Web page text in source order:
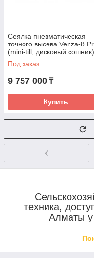
Сеялка пневматическая
точного высева Venza-8
(mini-till, дисковый сошник)
Под заказ
9 757 000 ₸
Купить
техника,
Алматы у